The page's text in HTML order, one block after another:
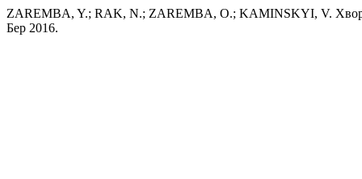
ZAREMBA, Y.; RAK, N.; ZAREMBA, O.; KAMINSKYI, V.
Бер 2016.